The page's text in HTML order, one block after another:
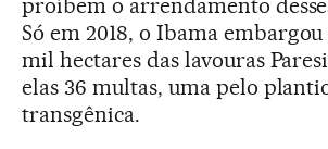
proíbem o arrendamento
Só em 2018, o Ibama
mil hectares das lavouras
elas 36 multas, uma pelo
transgênica.